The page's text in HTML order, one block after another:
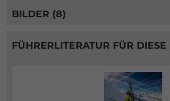
BILDER (8)
FÜHRERLITERATUR FÜR DIESE